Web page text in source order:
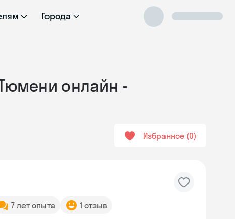
Города
онлайн -
Избранное 0
7 лет опыта 1 отзыв